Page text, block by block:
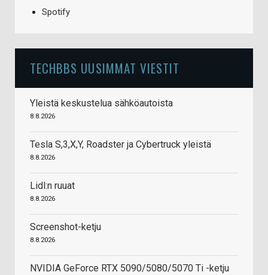
Spotify
TECHBBS UUSIMMAT VIESTIT
Yleistä keskustelua sähköautoista
8.8.2026
Tesla S,3,X,Y, Roadster ja Cybertruck yleistä
8.8.2026
Lidl:n ruuat
8.8.2026
Screenshot-ketju
8.8.2026
NVIDIA GeForce RTX 5090/5080/5070 Ti -ketju